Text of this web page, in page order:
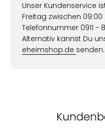
Unser Kundenservice
Freitag zwischen 09:00
Telefonnummer 0911 -
Alternativ kannst Du
eheimshop.de senden.